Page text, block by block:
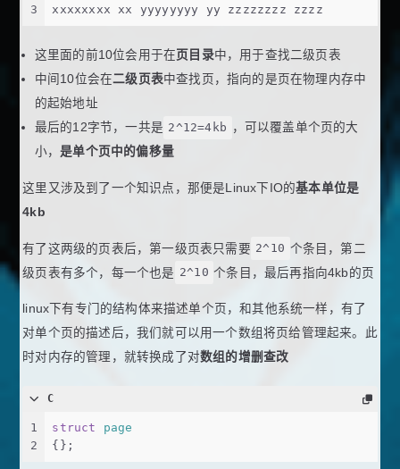
3
xxxxxxxx xx yyyyyyyy yy zzzzzzzz zzzz
这里面的前10位会用于在 页目录中，用于查找二级页表
中间10位会在二级页表中查找页，指向的是页在物理内存中
的起始地址
最后的12字节，一共是 2^12=4kb ，可以覆盖单个页的大
小，是单个页中的偏移量
这里又涉及到了一个知识点，那便是Linux下IO的基本单位是
4kb
有了这两级的页表后，第一级页表只需要 2^10 个条目，第二
级页表有多个，每一个也是 2^10 个条目，最后再指向4kb的页
linux下有专门的结构体来描述单个页，和其他系统一样，有了
对单个页的描述后，我们就可以用一个数组将页给管理起来。此
时对内存的管理，就转换成了对数组的增删查改
C
1
2
struct
page
{ };